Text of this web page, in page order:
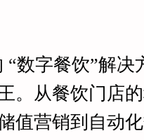
数字餐饮”解决
。从餐饮门店
值营销到自动